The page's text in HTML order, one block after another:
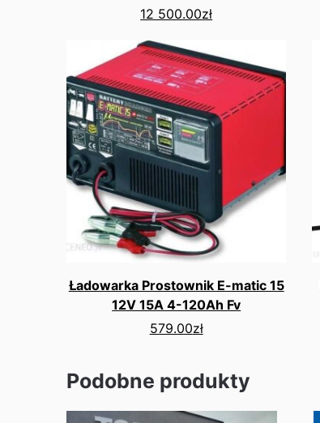
12 500.00zł
Ładowarka Prostownik E-matic 15
12V 15A 4-120Ah Fv
579.00zł
Podobne produkty